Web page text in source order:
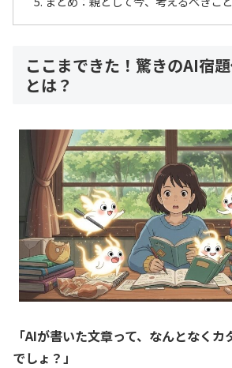
ここまできた！驚きのAI宿
とは？
「AIが書いた文章って、なんとなく
でしょ？」